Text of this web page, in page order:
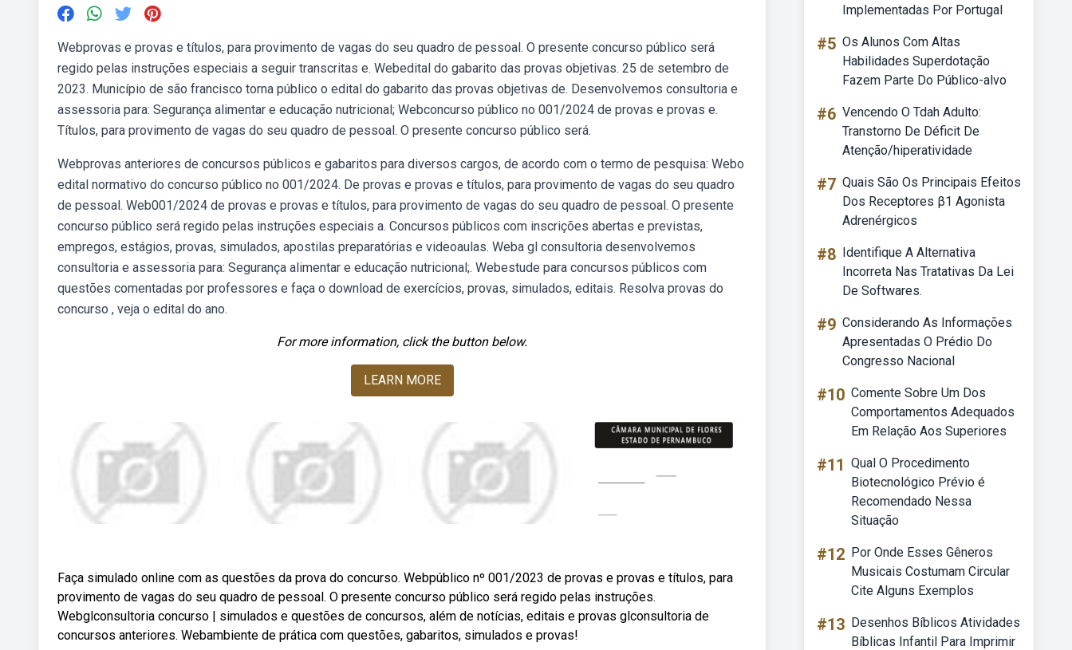
Webprovas e provas e títulos, para provimento de vagas do seu quadro de pessoal. O presente concurso público será
regido pelas instruções especiais a seguir transcritas e. Webedital do gabarito das provas objetivas. 25 de setembro de
2023. Município de são francisco torna público o edital do gabarito das provas objetivas de. Desenvolvemos consultoria e
assessoria para: Segurança alimentar e educação nutricional; Webconcurso público no 001/2024 de provas e provas e.
Títulos, para provimento de vagas do seu quadro de pessoal. O presente concurso público será.
Webprovas anteriores de concursos públicos e gabaritos para diversos cargos, de acordo com o termo de pesquisa: Webo
edital normativo do concurso público no 001/2024. De provas e provas e títulos, para provimento de vagas do seu quadro
de pessoal. Web001/2024 de provas e provas e títulos, para provimento de vagas do seu quadro de pessoal. O presente
concurso público será regido pelas instruções especiais a. Concursos públicos com inscrições abertas e previstas,
empregos, estágios, provas, simulados, apostilas preparatórias e videoaulas. Weba gl consultoria desenvolvemos
consultoria e assessoria para: Segurança alimentar e educação nutricional;. Webestude para concursos públicos com
questões comentadas por professores e faça o download de exercícios, provas, simulados, editais. Resolva provas do
concurso , veja o edital do ano.
For more information, click the button below.
LEARN MORE
Faça simulado online com as questões da prova do concurso. Webpúblico nº 001/2023 de provas e provas e títulos, para
provimento de vagas do seu quadro de pessoal. O presente concurso público será regido pelas instruções.
Webglconsultoria concurso | simulados e questões de concursos, além de notícias, editais e provas glconsultoria de
concursos anteriores. Webambiente de prática com questões, gabaritos, simulados e provas!
Implementadas Por Portugal
#5 Os Alunos Com Altas
Habilidades Superdotação
Fazem Parte Do Público-alvo
#6 Vencendo O Tdah Adulto:
Transtorno De Déficit De
Atenção/hiperatividade
#7 Quais São Os Principais Efeitos
Dos Receptores β1 Agonista
Adrenérgicos
#8 Identifique A Alternativa
Incorreta Nas Tratativas Da Lei
De Softwares.
#9 Considerando As Informações
Apresentadas O Prédio Do
Congresso Nacional
#10 Comente Sobre Um Dos
Comportamentos Adequados
Em Relação Aos Superiores
#11 Qual O Procedimento
Biotecnológico Prévio é
Recomendado Nessa
Situação
#12 Por Onde Esses Gêneros
Musicais Costumam Circular
Cite Alguns Exemplos
#13 Desenhos Bíblicos Atividades
Bíblicas Infantil Para Imprimir